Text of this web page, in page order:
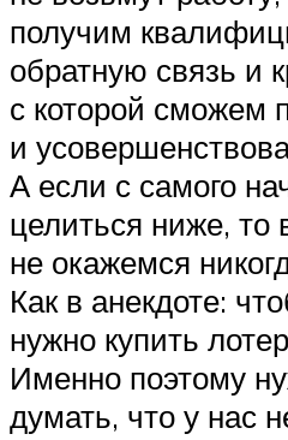
получим
обратную связь и
с которой сможем
и
А если с самого
целиться ниже,
не окажемся
Как в анекдоте:
нужно купить
Именно поэтому
думать, что у нас